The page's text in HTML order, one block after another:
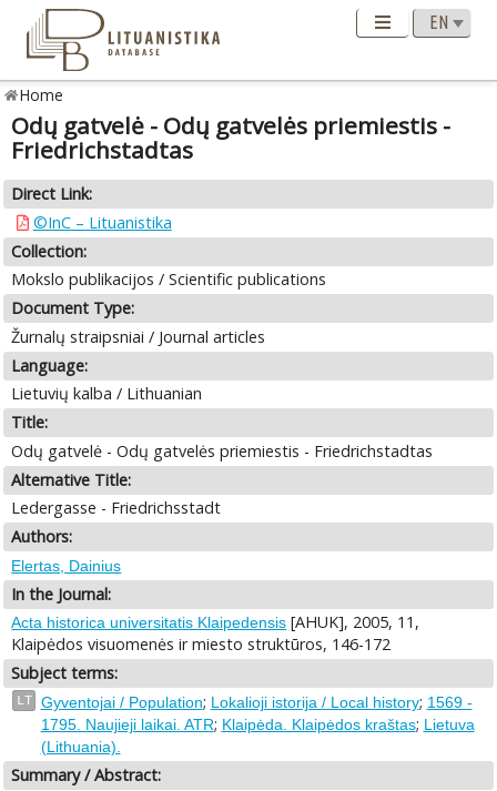
Home
Odų gatvelė - Odų gatvelės priemiestis -
Friedrichstadtas
Direct Link:
©InC – Lituanistika
Collection:
Mokslo publikacijos / Scientific publications
Document Type:
Žurnalų straipsniai / Journal articles
Language:
Lietuvių kalba / Lithuanian
Title:
Odų gatvelė - Odų gatvelės priemiestis - Friedrichstadtas
Alternative Title:
Ledergasse - Friedrichsstadt
Authors:
Elertas, Dainius
In the Journal:
Acta historica universitatis Klaipedensis [AHUK], 2005, 11,
Klaipėdos visuomenės ir miesto struktūros, 146-172
Subject terms:
LT Gyventojai / Population; Lokalioji istorija / Local history; 1569 -
1795. Naujieji laikai. ATR; Klaipėda. Klaipėdos kraštas; Lietuva
(Lithuania).
Summary / Abstract: